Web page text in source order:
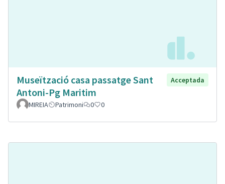
Museïtzació casa passatge Sant
Antoni-Pg Maritim
Acceptada
MIREIA Patrimoni 0 0